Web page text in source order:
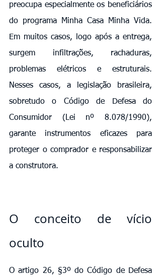
preocupa especialmente os beneficiários
do programa Minha Casa Minha Vida.
Em muitos casos, logo após a entrega,
surgem infiltrações, rachaduras,
problemas elétricos e estruturais.
Nesses casos, a legislação brasileira,
sobretudo o Código de Defesa do
Consumidor (Lei nº 8.078/1990),
garante instrumentos eficazes para
proteger o comprador e responsabilizar
a construtora.
O conceito de vício
oculto
O artigo 26, §3º do Código de Defesa